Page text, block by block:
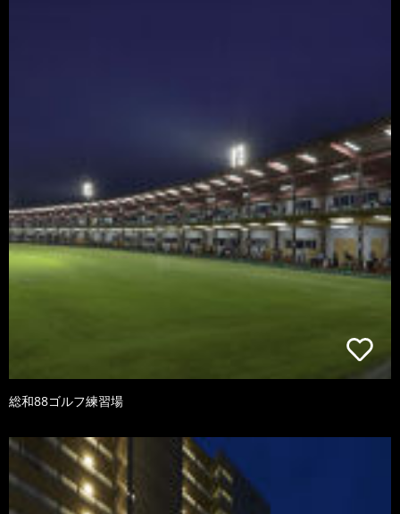
総和88ゴルフ練習場